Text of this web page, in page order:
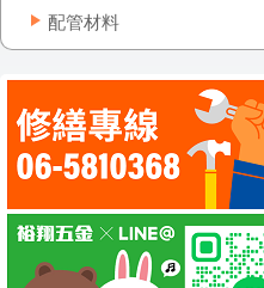
配管材料